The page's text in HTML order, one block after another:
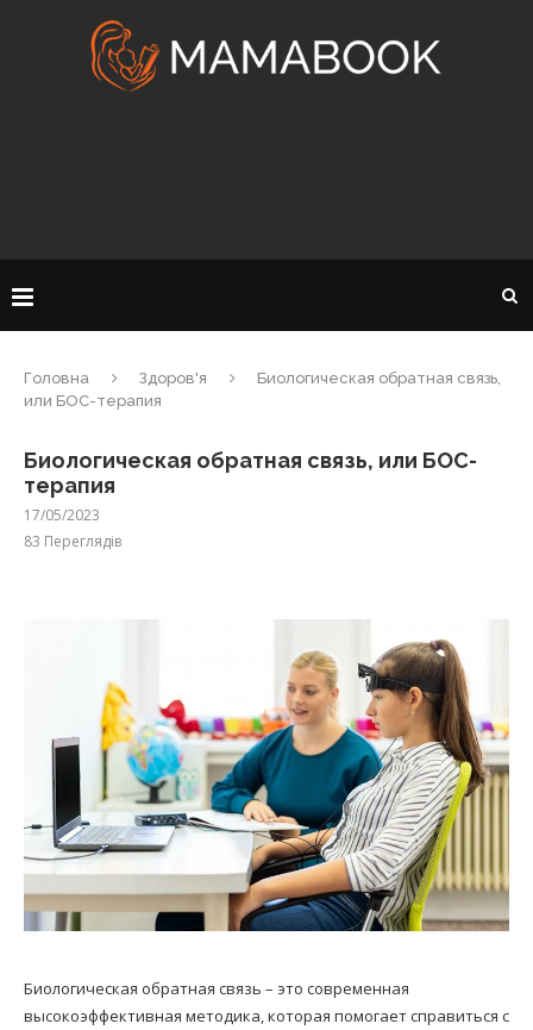
Головна Здоров'я
Биологическая обратная связь,
или БОС-терапия
Биологическая обратная связь, или БОС-
терапия
17/05/2023
83 Переглядів
Биологическая обратная связь – это современная
высокоэффективная методика, которая помогает справиться с